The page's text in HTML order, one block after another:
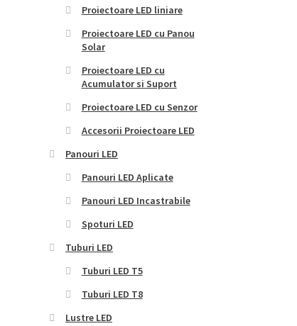
Proiectoare LED liniare
Proiectoare LED cu Panou
Solar
Proiectoare LED cu
Acumulator si Suport
Proiectoare LED cu Senzor
Accesorii Proiectoare LED
Panouri LED
Panouri LED Aplicate
Panouri LED Incastrabile
Spoturi LED
Tuburi LED
Tuburi LED T5
Tuburi LED T8
Lustre LED